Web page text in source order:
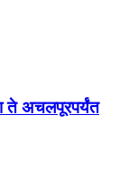
ते अचलपूरपर्यंत